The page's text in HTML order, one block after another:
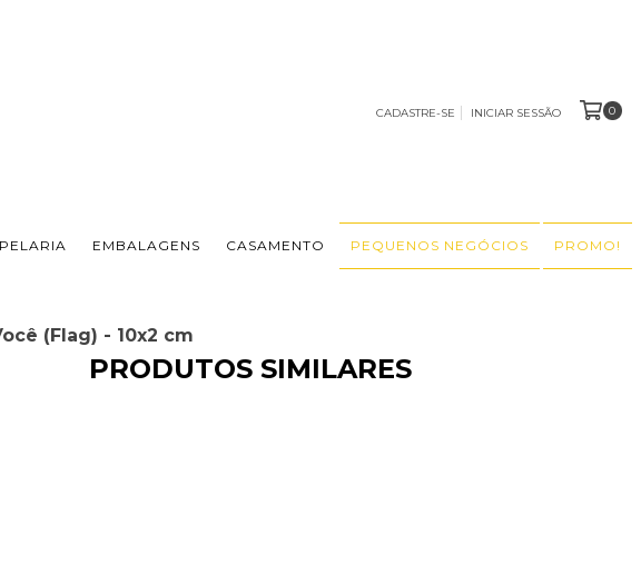
CADASTRE-SE INICIAR SESSÃO 0
EMBALAGENS CASAMENTO PEQUENOS NEGÓCIOS PROMO!
(Flag) - 10x2 cm
PRODUTOS SIMILARES